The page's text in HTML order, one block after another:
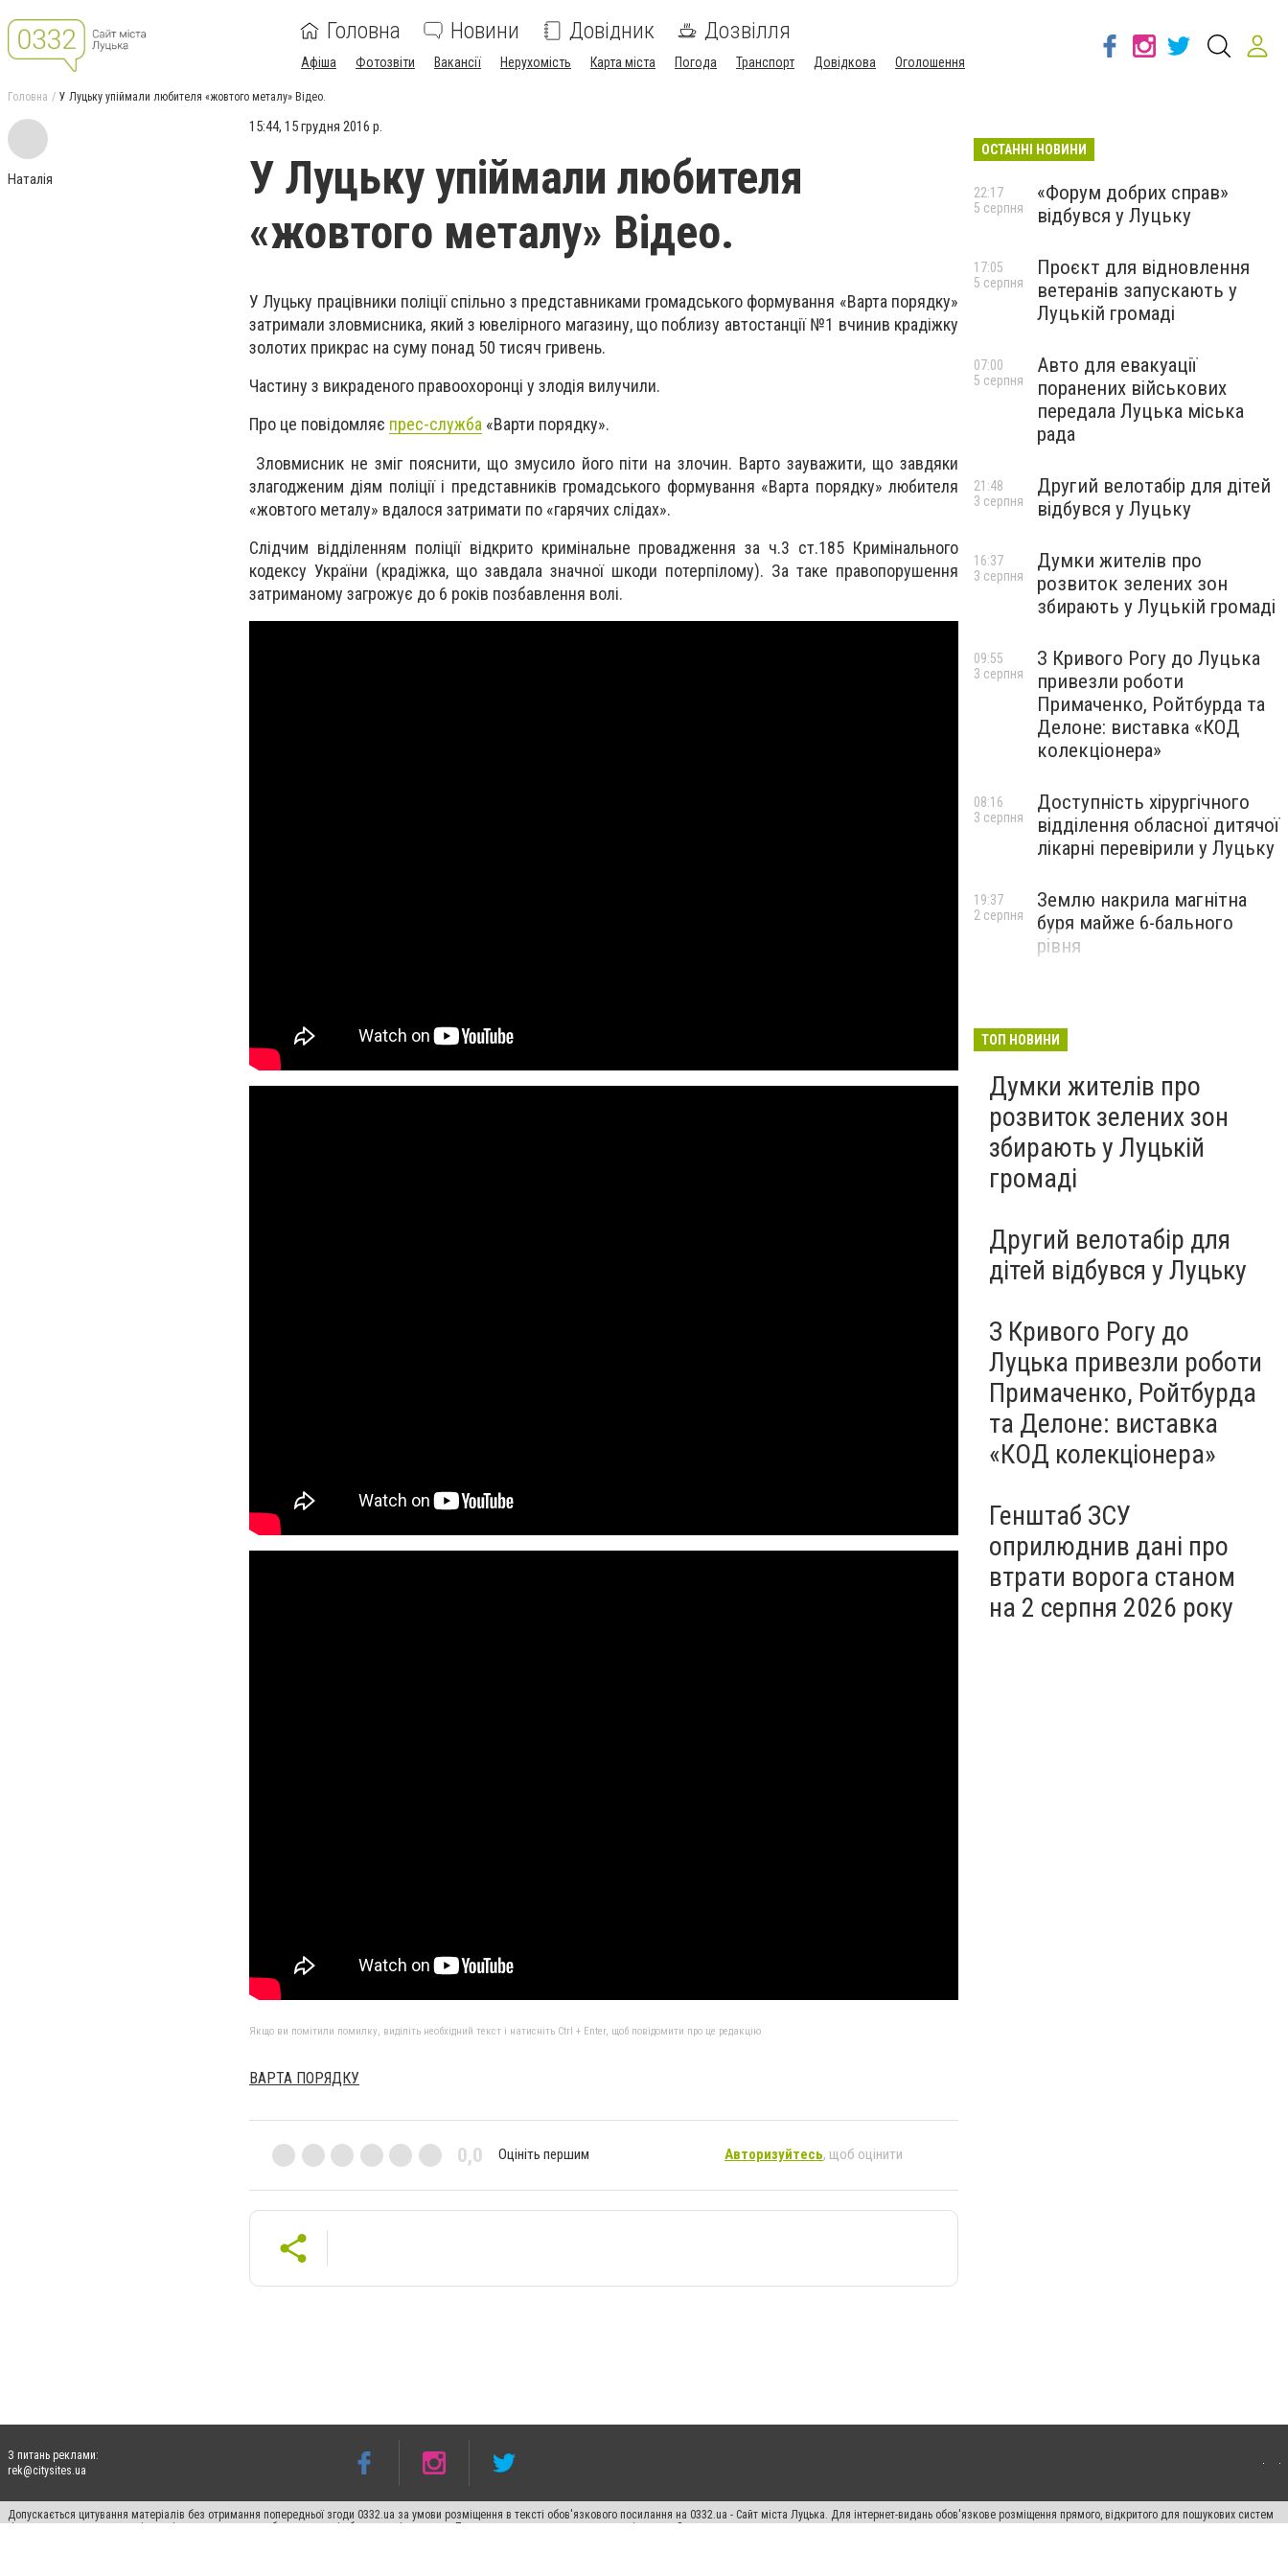
Головна Новини Довідник Дозвілля
Афіша Фотозвіти Вакансії Нерухомість Карта міста Погода Транспорт Довідкова Оголошення
Головна У Луцьку упіймали любителя «жовтого металу» Відео.
Наталія
15:44, 15 грудня 2016 р.
У Луцьку упіймали любителя
«жовтого металу» Відео.
У Луцьку працівники поліції спільно з представниками громадського формування «Варта порядку»
затримали зловмисника, який з ювелірного магазину, що поблизу автостанції №1 вчинив крадіжку
золотих прикрас на суму понад 50 тисяч гривень.
Частину з викраденого правоохоронці у злодія вилучили.
Про це повідомляє прес-служба «Варти порядку».
Зловмисник не зміг пояснити, що змусило його піти на злочин. Варто зауважити, що завдяки
злагодженим діям поліції і представників громадського формування «Варта порядку» любителя
«жовтого металу» вдалося затримати по «гарячих слідах».
Слідчим відділенням поліції відкрито кримінальне провадження за ч.3 ст.185 Кримінального
кодексу України (крадіжка, що завдала значної шкоди потерпілому). За таке правопорушення
затриманому загрожує до 6 років позбавлення волі.
Якщо ви помітили помилку, виділіть необхідний текст і натисніть Ctrl + Enter, щоб повідомити про це редакцію
ВАРТА ПОРЯДКУ
0,0 Оцініть першим Авторизуйтесь, щоб оцінити
ОСТАННІ НОВИНИ
«Форум добрих справ»
відбувся у Луцьку
22:17
5 серпня
Проєкт для відновлення
ветеранів запускають у
Луцькій громаді
17:05
5 серпня
Авто для евакуації
поранених військових
передала Луцька міська
рада
07:00
5 серпня
Другий велотабір для дітей
відбувся у Луцьку
21:48
3 серпня
Думки жителів про
розвиток зелених зон
збирають у Луцькій громаді
16:37
3 серпня
З Кривого Рогу до Луцька
привезли роботи
Примаченко, Ройтбурда та
Делоне: виставка «КОД
колекціонера»
09:55
3 серпня
Доступність хірургічного
відділення обласної дитячої
лікарні перевірили у Луцьку
08:16
3 серпня
Землю накрила магнітна
буря майже 6-бального
рівня
19:37
2 серпня
ТОП НОВИНИ
Думки жителів про
розвиток зелених зон
збирають у Луцькій
громаді
Другий велотабір для
дітей відбувся у Луцьку
З Кривого Рогу до
Луцька привезли роботи
Примаченко, Ройтбурда
та Делоне: виставка
«КОД колекціонера»
Генштаб ЗСУ
оприлюднив дані про
втрати ворога станом
на 2 серпня 2026 року
З питань реклами:
rek@citysites.ua
Допускається цитування матеріалів без отримання попередньої згоди 0332.ua за умови розміщення в тексті обов'язкового посилання на 0332.ua - Сайт міста Луцька. Для інтернет-видань обов'язкове розміщення прямого, відкритого для пошукових систем
гіперпосилання на цитовані статті не нижче другого абзацу в тексті або в якості джерела. Порушення виняткових прав переслідується Законом.